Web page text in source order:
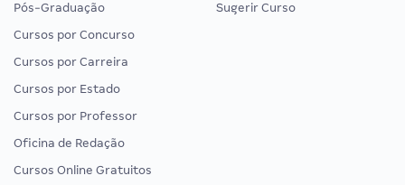
Pós-Graduação
Cursos por Concurso
Cursos por Carreira
Cursos por Estado
Cursos por Professor
Oficina de Redação
Cursos Online Gratuitos
Sugerir Curso